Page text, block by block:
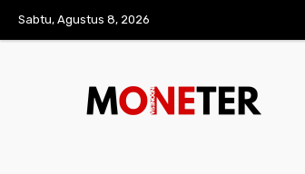
Sabtu, Agustus 8, 2026